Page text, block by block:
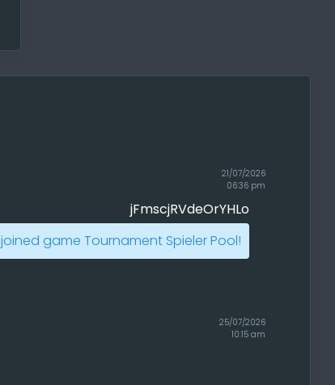
21/07/2026
06:36 pm
jFmscjRVdeOrYHLo
joined game Tournament Spieler Pool!
25/07/2026
10:15 am